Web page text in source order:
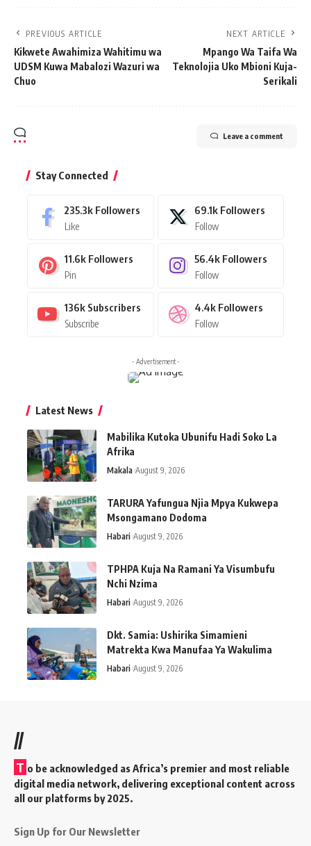
PREVIOUS ARTICLE
Kikwete Awahimiza Wahitimu wa
UDSM Kuwa Mabalozi Wazuri wa
Chuo
NEXT ARTICLE
Mpango Wa Taifa Wa
Teknolojia Uko Mbioni Kuja-
Serikali
Leave a comment
Stay Connected
235.3k Followers
Like
69.1k Followers
Follow
11.6k Followers
Pin
56.4k Followers
Follow
136k Subscribers
Subscribe
4.4k Followers
Follow
- Advertisement -
Latest News
Mabilika Kutoka Ubunifu Hadi Soko La
Afrika
Makala August 9, 2026
TARURA Yafungua Njia Mpya Kukwepa
Msongamano Dodoma
Habari August 9, 2026
TPHPA Kuja Na Ramani Ya Visumbufu
Nchi Nzima
Habari August 9, 2026
Dkt. Samia: Ushirika Simamieni
Matrekta Kwa Manufaa Ya Wakulima
Habari August 9, 2026
//
T o be acknowledged as Africa’s premier and most reliable
digital media network, delivering exceptional content across
all our platforms by 2025.
Sign Up for Our Newsletter